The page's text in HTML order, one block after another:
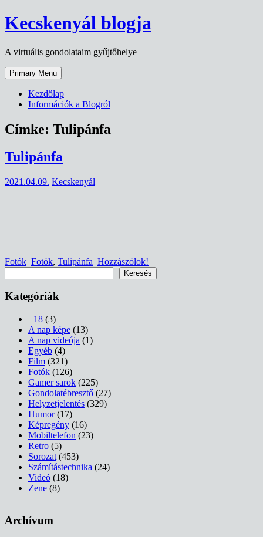
Skip
to
Kecskenyál blogja
A virtuális gondolataim gyűjtőhelye
Primary Menu
Kezdőlap
Információk a Blogról
Címke: Tulipánfa
Tulipánfa
2021.04.09. Kecskenyál
Fotók Fotók, Tulipánfa Hozzászólok!
Keresés
Kategóriák
+18 (3)
A nap képe (13)
A nap videója (1)
Egyéb (4)
Film (321)
Fotók (126)
Gamer sarok (225)
Gondolatébresztő (27)
Helyzetjelentés (329)
Humor(17)
Képregény (16)
Mobiltelefon (23)
Retro (5)
Sorozat (453)
Számítástechnika (24)
Videó (18)
Zene (8)
Archívum